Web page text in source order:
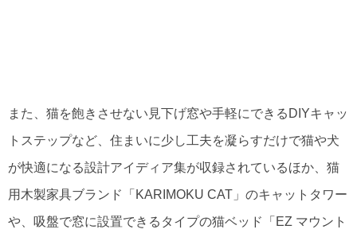
また、猫を飽きさせない見下げ窓や手軽にできるDIYキャッ
トステップなど、住まいに少し工夫を凝らすだけで猫や犬
が快適になる設計アイディア集が収録されているほか、猫
用木製家具ブランド「KARIMOKU CAT」のキャットタワー
や、吸盤で窓に設置できるタイプの猫ベッド「EZ マウント